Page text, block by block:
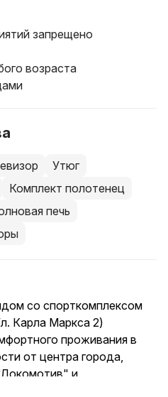
запрещено
возраста
Утюг
Комплект полотенец
печь
со спорткомплексом
Карла Маркса 2)
проживания в
от центра города,
и